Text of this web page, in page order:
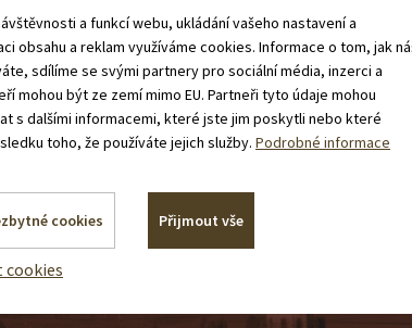
a funkcí webu, ukládání vašeho nastavení a
obsahu a reklam využíváme cookies. Informace o tom, jak
sdílíme se svými partnery pro sociální média, inzerci a
mohou být ze zemí mimo EU. Partneři tyto údaje mohou
s dalšími informacemi, které jste jim poskytli nebo které
toho, že používáte jejich služby.Podrobné informace
cookies Přijmout vše
cookies